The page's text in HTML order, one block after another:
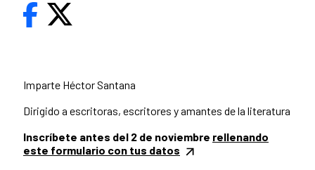
Imparte Héctor Santana
Dirigido a escritoras, escritores y amantes de la literatura
Inscríbete antes del 2 de noviembre rellenando
este formulario con tus datos